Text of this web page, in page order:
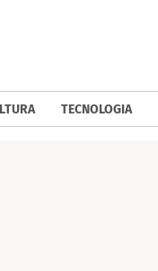
TECNOLOGIA